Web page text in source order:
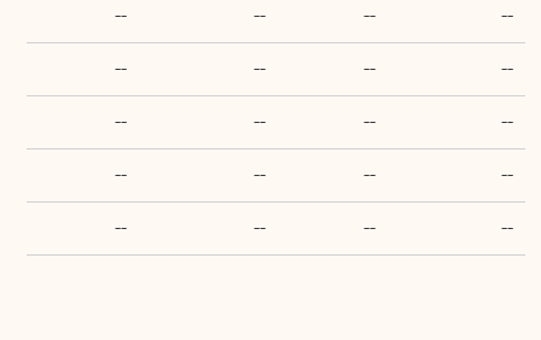
--
--
--
--
--
--
--
--
--
--
--
--
--
--
--
--
--
--
--
--